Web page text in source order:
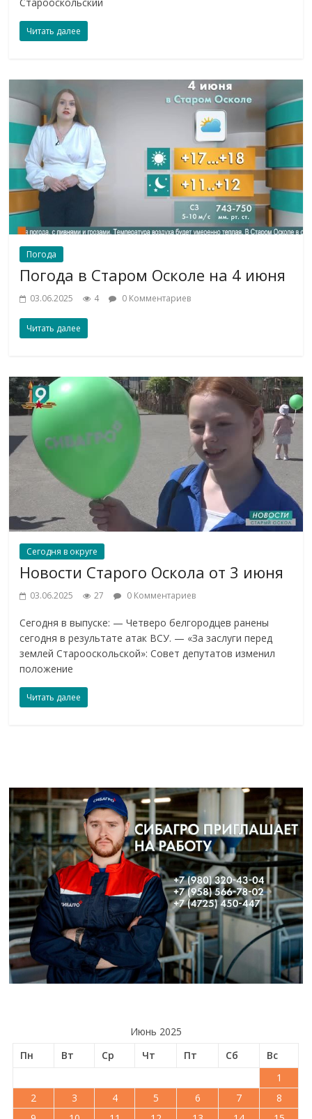
Читать далее
Погода
Погода в Старом Осколе на 4 июня
03.06.2025 4 0 Комментариев
Читать далее
Сегодня в округе
Новости Старого Оскола от 3 июня
03.06.2025 27 0 Комментариев
Сегодня в выпуске: — Четверо белгородцев ранены
сегодня в результате атак ВСУ. — «За заслуги перед
землей Старооскольской»: Совет депутатов изменил
положение
Читать далее
Июнь 2025
Пн
Вт Ср Чт Пт Сб
Вс
1
2
3 4 5 6 7
8